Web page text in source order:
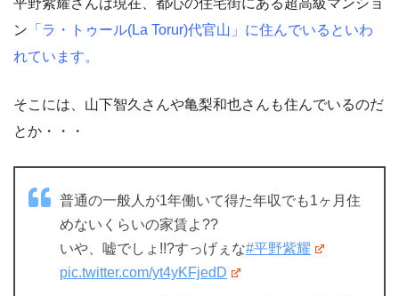
ン 「ラ・トゥール(La Torur)代官山」に住んでいるといわ
れています。
そこには、山下智久さんや亀梨和也さんも住んでいるのだ
とか・・・
普通の一般人が1年働いて得た年収でも1ヶ月住
めないくらいの家賃よ??
いや、嘘でしょ!!?すっげぇな#平野紫耀
pic.twitter.com/yt4yKFjedD